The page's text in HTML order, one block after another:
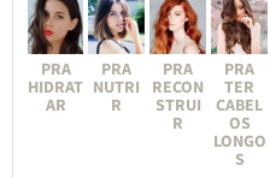
PRA
HIDRAT
AR
PRA
NUTRI
R
PRA
RECON
STRUI
R
PRA
TER
CABEL
OS
LONGO
S